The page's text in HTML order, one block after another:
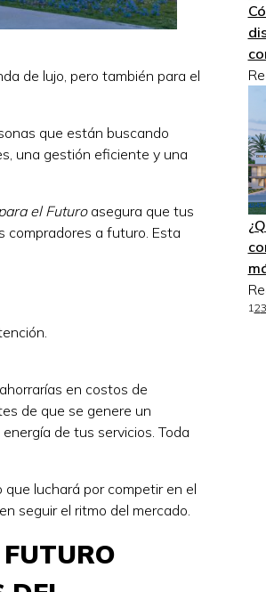
de lujo, pero también para el
que están buscando
una gestión eficiente y una
el Futuroasegura que tus
compradores a futuro. Esta
en costos de
de que se genere un
de tus servicios. Toda
luchará por competir en el
seguir el ritmo del mercado.
1 23